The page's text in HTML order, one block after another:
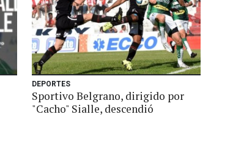
DEPORTES
Sportivo Belgrano, dirigido por
"Cacho" Sialle, descendió